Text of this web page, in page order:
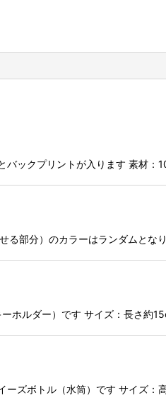
バックプリントが入ります 素材：
る部分）のカラーはランダムとな
ホルダー）です サイズ：長さ約
ーズボトル（水筒）です サイズ